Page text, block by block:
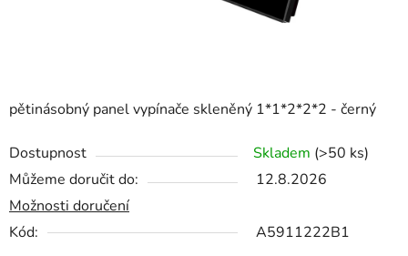
pětinásobný panel vypínače skleněný 1*1*2*2*2 - černý
Dostupnost Skladem (>50 ks)
Můžeme doručit do:
12.8.2026
Možnosti doručení
Kód:
A5911222B1